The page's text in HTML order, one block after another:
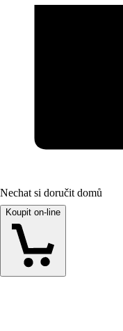
Nechat si doručit domů
Koupit on-line